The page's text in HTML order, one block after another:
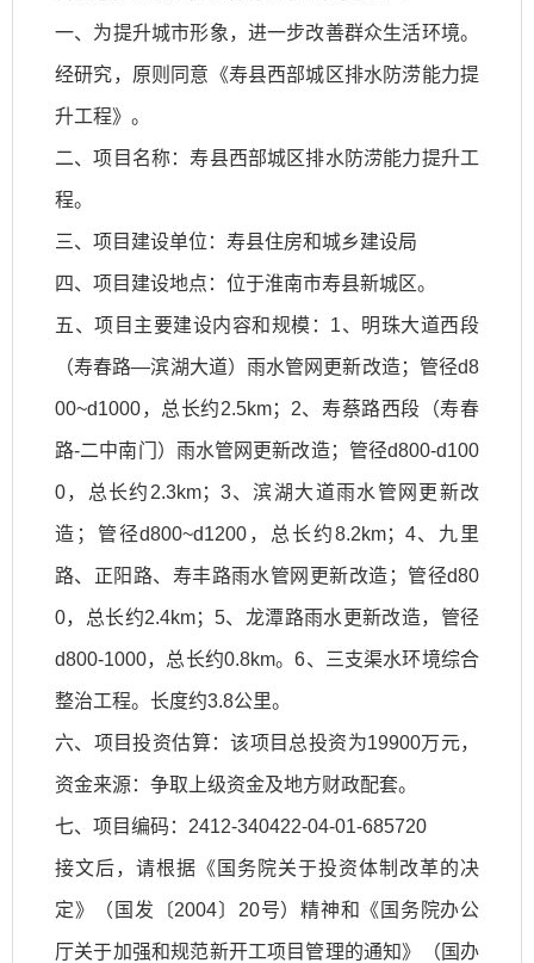
一、为提升城市形象，进一步改善群众生活环境。
经研究，原则同意《寿县西部城区排水防涝能力提
升工程》。
二、项目名称：寿县西部城区排水防涝能力提升工
程。
三、项目建设单位：寿县住房和城乡建设局
四、项目建设地点：位于淮南市寿县新城区。
五、项目主要建设内容和规模：1、明珠大道西段
（寿春路—滨湖大道）雨水管网更新改造；管径d8
00~d1000，总长约2.5km；2、寿蔡路西段（寿春
路-二中南门）雨水管网更新改造；管径d800-d100
0，总长约2.3km；3、滨湖大道雨水管网更新改
造；管径d800~d1200，总长约8.2km；4、九里
路、正阳路、寿丰路雨水管网更新改造；管径d80
0，总长约2.4km；5、龙潭路雨水更新改造，管径
d800-1000，总长约0.8km。6、三支渠水环境综合
整治工程。长度约3.8公里。
六、项目投资估算：该项目总投资为19900万元，
资金来源：争取上级资金及地方财政配套。
七、项目编码：2412-340422-04-01-685720
接文后，请根据《国务院关于投资体制改革的决
定》（国发〔2004〕20号）精神和《国务院办公
厅关于加强和规范新开工项目管理的通知》（国办